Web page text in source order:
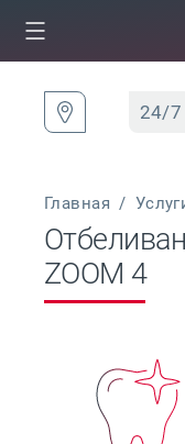
24/7
Главная /
ZOOM 4